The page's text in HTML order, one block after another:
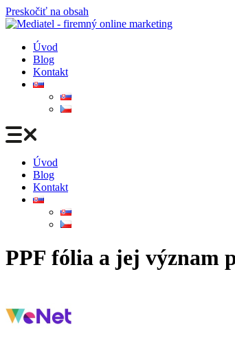
Preskočiť na obsah
Úvod
Blog
Kontakt
Úvod
Blog
Kontakt
PPF fólia a jej význam